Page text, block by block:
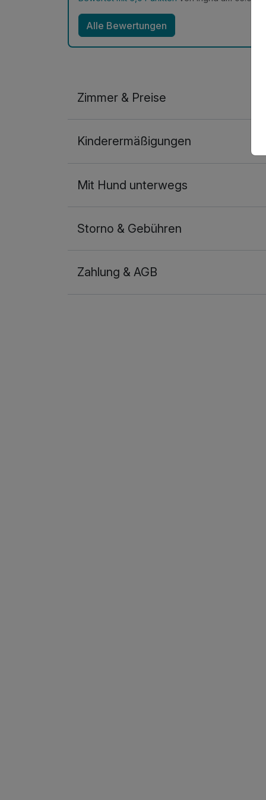
Alle Bewertungen
Zimmer & Preise
2 Erwachsene
Kinderermäßigungen
Mit Hund unterwegs
Storno & Gebühren
Zahlung & AGB